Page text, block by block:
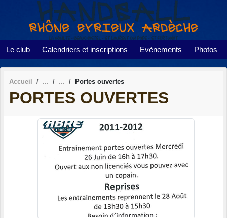
Le club Calendriers et inscriptions Evènements Photos
Accueil Portes ouvertes
PORTES OUVERTES
Panneau de gestion des cookies